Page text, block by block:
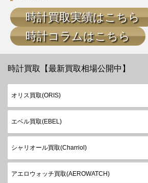
時計買取実績はこちら
時計コラムはこちら
時計買取【最新買取相場公開中】
オリス買取(ORIS)
エベル買取(EBEL)
シャリオール買取(Charriol)
アエロウォッチ買取(AEROWATCH)